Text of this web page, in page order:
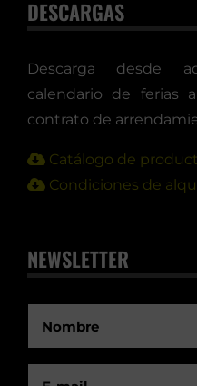
DESCARGAS
Descarga desde
calendario de ferias
contrato de
Catálogo de
Condiciones de
NEWSLETTER